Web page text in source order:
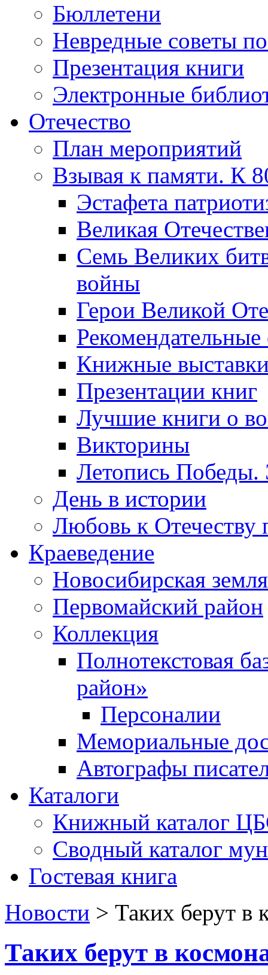
Бюллетени
Невредные советы
Презентация книги
Электронные
Отечество
План мероприятий
Взывая к памяти. К
Эcтафета
Великая
Семь Великих
войны
Герои Великой
Рекомендательные
Книжные
Презентации книг
Лучшие книги о
Викторины
Летопись Победы.
День в истории
Любовь к Отечеству
Краеведение
Новосибирская земля
Первомайский район
Коллекция
Полнотекстовая
район»
Персоналии
Мемориальные
Автографы
Каталоги
Книжный каталог
Сводный каталог
Гостевая книга
Новости > Таких берут в
Таких берут в